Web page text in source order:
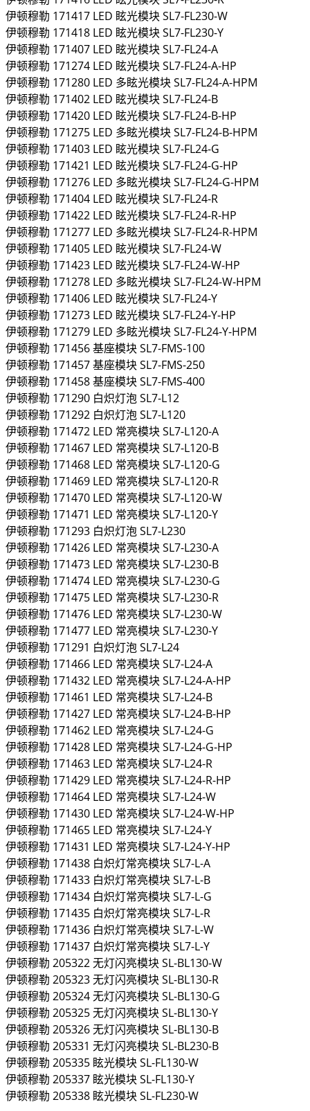
伊顿穆勒 171417 LED 眩光模块SL7-FL230-W
伊顿穆勒 171418 LED 眩光模块SL7-FL230-Y
伊顿穆勒 171407 LED 眩光模块SL7-FL24-A
伊顿穆勒 171274 LED 眩光模块SL7-FL24-A-HP
伊顿穆勒 171280 LED 多眩光模块SL7-FL24-A-HPM
伊顿穆勒 171402 LED 眩光模块SL7-FL24-B
伊顿穆勒 171420 LED 眩光模块SL7-FL24-B-HP
伊顿穆勒 171275 LED 多眩光模块SL7-FL24-B-HPM
伊顿穆勒 171403 LED 眩光模块SL7-FL24-G
伊顿穆勒 171421 LED 眩光模块SL7-FL24-G-HP
伊顿穆勒 171276 LED 多眩光模块SL7-FL24-G-HPM
伊顿穆勒 171404 LED 眩光模块SL7-FL24-R
伊顿穆勒 171422 LED 眩光模块SL7-FL24-R-HP
伊顿穆勒 171277 LED 多眩光模块SL7-FL24-R-HPM
伊顿穆勒 171405 LED 眩光模块SL7-FL24-W
伊顿穆勒 171423 LED 眩光模块SL7-FL24-W-HP
伊顿穆勒 171278 LED 多眩光模块SL7-FL24-W-HPM
伊顿穆勒 171406 LED 眩光模块SL7-FL24-Y
伊顿穆勒 171273 LED 眩光模块SL7-FL24-Y-HP
伊顿穆勒 171279 LED 多眩光模块SL7-FL24-Y-HPM
伊顿穆勒 171456基座模块SL7-FMS-100
伊顿穆勒 171457基座模块SL7-FMS-250
伊顿穆勒 171458基座模块SL7-FMS-400
伊顿穆勒 171290 白炽灯泡SL7-L12
伊顿穆勒 171292 白炽灯泡SL7-L120
伊顿穆勒 171472 LED 常亮模块SL7-L120-A
伊顿穆勒 171467 LED 常亮模块SL7-L120-B
伊顿穆勒 171468 LED 常亮模块SL7-L120-G
伊顿穆勒 171469 LED 常亮模块SL7-L120-R
伊顿穆勒 171470 LED 常亮模块SL7-L120-W
伊顿穆勒 171471 LED 常亮模块SL7-L120-Y
伊顿穆勒 171293 白炽灯泡SL7-L230
伊顿穆勒 171426 LED 常亮模块SL7-L230-A
伊顿穆勒 171473 LED 常亮模块SL7-L230-B
伊顿穆勒 171474 LED 常亮模块SL7-L230-G
伊顿穆勒 171475 LED 常亮模块SL7-L230-R
伊顿穆勒 171476 LED 常亮模块SL7-L230-W
伊顿穆勒 171477 LED 常亮模块SL7-L230-Y
伊顿穆勒 171291 白炽灯泡SL7-L24
伊顿穆勒 171466 LED 常亮模块SL7-L24-A
伊顿穆勒 171432 LED 常亮模块SL7-L24-A-HP
伊顿穆勒 171461 LED 常亮模块SL7-L24-B
伊顿穆勒 171427 LED 常亮模块SL7-L24-B-HP
伊顿穆勒 171462 LED 常亮模块SL7-L24-G
伊顿穆勒 171428 LED 常亮模块SL7-L24-G-HP
伊顿穆勒 171463 LED 常亮模块SL7-L24-R
伊顿穆勒 171429 LED 常亮模块SL7-L24-R-HP
伊顿穆勒 171464 LED 常亮模块SL7-L24-W
伊顿穆勒 171430 LED 常亮模块SL7-L24-W-HP
伊顿穆勒 171465 LED 常亮模块SL7-L24-Y
伊顿穆勒 171431 LED 常亮模块SL7-L24-Y-HP
伊顿穆勒 171438 白炽灯常亮模块SL7-L-A
伊顿穆勒 171433 白炽灯常亮模块SL7-L-B
伊顿穆勒 171434 白炽灯常亮模块SL7-L-G
伊顿穆勒 171435 白炽灯常亮模块SL7-L-R
伊顿穆勒 171436 白炽灯常亮模块SL7-L-W
伊顿穆勒 171437 白炽灯常亮模块SL7-L-Y
伊顿穆勒 205322无灯闪亮模块SL-BL130-W
伊顿穆勒 205323无灯闪亮模块SL-BL130-R
伊顿穆勒 205324无灯闪亮模块SL-BL130-G
伊顿穆勒 205325无灯闪亮模块SL-BL130-Y
伊顿穆勒 205326无灯闪亮模块SL-BL130-B
伊顿穆勒 205331 无灯闪亮模块SL-BL230-B
伊顿穆勒 205335 眩光模块SL-FL130-W
伊顿穆勒 205337 眩光模块SL-FL130-Y
伊顿穆勒 205338 眩光模块SL-FL230-W